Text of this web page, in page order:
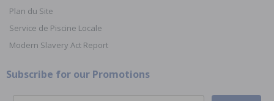
Plan du Site
Service de Piscine Locale
Modern Slavery Act Report
Subscribe for our Promotions
Email